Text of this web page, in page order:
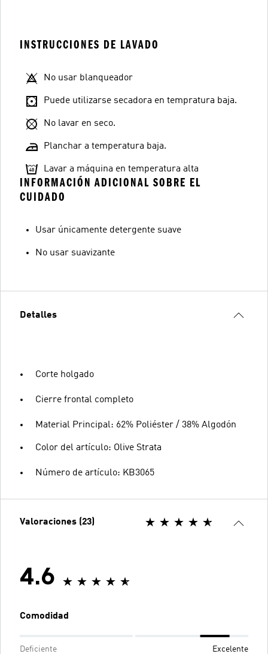
INSTRUCCIONES DE LAVADO
No usar blanqueador
Puede utilizarse secadora en tempratura baja.
No lavar en seco.
Planchar a temperatura baja.
Lavar a máquina en temperatura alta
INFORMACIÓN ADICIONAL SOBRE EL
CUIDADO
Usar únicamente detergente suave
No usar suavizante
Detalles
Corte holgado
Cierre frontal completo
Material Principal: 62% Poliéster / 38% Algodón
Color del artículo: Olive Strata
Número de artículo: KB3065
Valoraciones (23)
4.6
Comodidad
Deficiente Excelente